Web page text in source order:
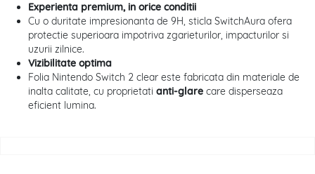
Experienta premium, in orice conditii
Cu o duritate impresionanta de 9H, sticla SwitchAura ofera
protectie superioara impotriva zgarieturilor, impacturilor si
uzurii zilnice.
Vizibilitate optima
Folia Nintendo Switch 2 clear este fabricata din materiale de
inalta calitate, cu proprietati anti-glare care disperseaza
eficient lumina.